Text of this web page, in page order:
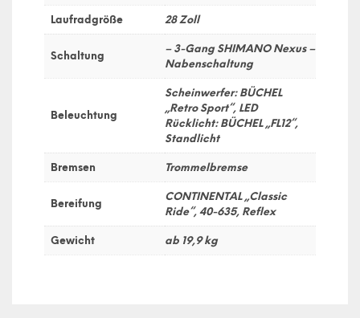
Laufradgröße 28 Zoll
Schaltung
– 3-Gang SHIMANO Nexus –
Nabenschaltung
Beleuchtung
Scheinwerfer: BÜCHEL
„Retro Sport“, LED
Rücklicht: BÜCHEL „FL12“,
Standlicht
Bremsen Trommelbremse
Bereifung
CONTINENTAL „Classic
Ride“, 40-635, Reflex
Gewicht ab 19,9 kg